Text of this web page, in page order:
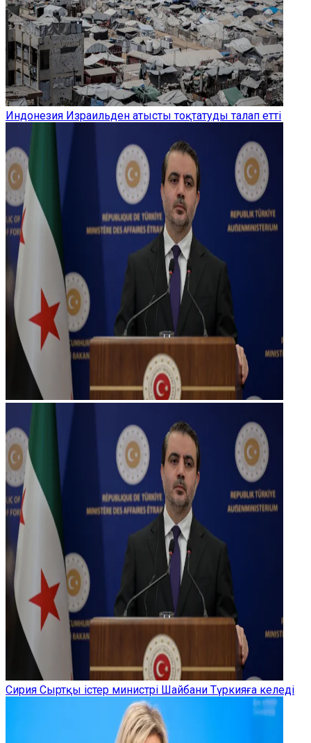
Индонезия Израильден атысты тоқтатуды талап етті
Сирия Сыртқы істер министрі Шайбани Түркияға келеді